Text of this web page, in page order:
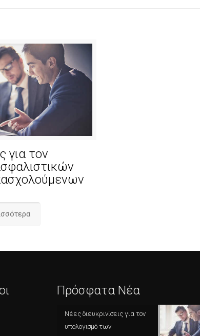
για τον
Πρόσφατα Νέα
Νέες διευκρινίσεις για τον
υπολογισμό των